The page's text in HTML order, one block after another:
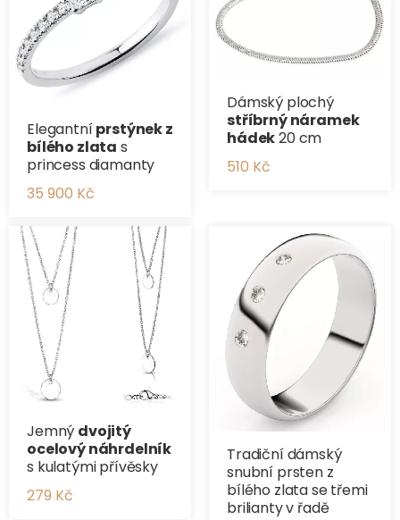
Elegantníprstýnek z
bílého zlata s
princess diamanty
35 900 Kč
Dámský plochý
stříbrný náramek
hádek20 cm
510 Kč
Jemný dvojitý
ocelový náhrdelník
s kulatými přívěsky
279 Kč
Tradiční dámský
snubní prsten z
bílého zlata se třemi
brilianty v řadě